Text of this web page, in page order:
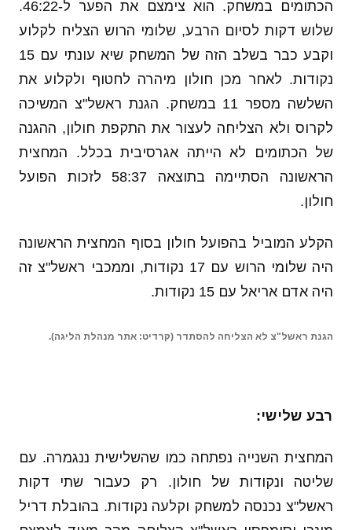
הכתומים במשחק. הוא צימצם את הפער ל-46:22.
שלוש דקות לסיום הרבע, שלומי הרוש הצליח לקלוע
וקבע כבר בשלב הזה של המשחק שיא עונתי עם 15
נקודות. לאחר מכן חולון מיהרה לחטוף ולקלוע את
השלשה מספר 11 במשחק. הגנת ראשל"צ המשיכה
לקרוס ולא הצליחה לעצור את התקפת חולון, ההגנה
של הכתומים לא הייתה אגרסיבית בכלל. המחצית
הראשונה הסתיימה בתוצאה 58:37 לזכות הפועל
חולון.
הקלע המוביל בהפועל חולון בסוף המחצית הראשונה
היה שלומי הרוש עם 17 נקודות, וממכבי ראשל"צ זה
היה אדם אריאל עם 15 נקודות.
הגנת ראשל"צ לא הצליחה להסתדר (קרדיט: אתר מנהלת הליגה).
רבע שלישי:
המחצית השנייה נפתחה כמו שהשלישית ננגמרה. עם
שליטה ונקודות של חולון. רק כעבור שתי דקות
ראשל"צ נכנסה למשחק וקלעה נקודות. בהובלת דריל